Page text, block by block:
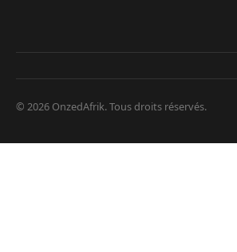
© 2026 OnzedAfrik. Tous droits réservés.